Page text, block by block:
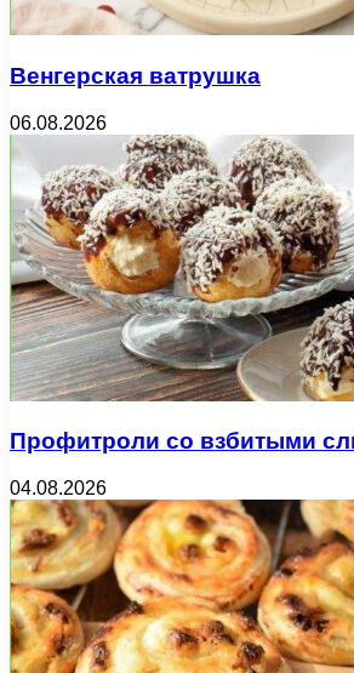
Венгерская ватрушка
06.08.2026
Профитроли со взбитыми
04.08.2026